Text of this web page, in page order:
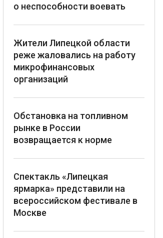
о неспособности воевать
Жители Липецкой области
реже жаловались на работу
микрофинансовых
организаций
Обстановка на топливном
рынке в России
возвращается к норме
Спектакль «Липецкая
ярмарка» представили на
всероссийском фестивале в
Москве